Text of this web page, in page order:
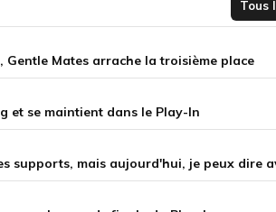
Gentle Mates arrache la troisième place
et se maintient dans le Play-In